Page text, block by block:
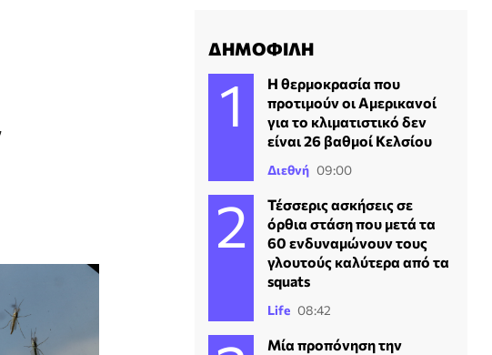
ΔΗΜΟΦΙΛΗ
Η θερμοκρασία που
προτιμούν οι Αμερικανοί
για το κλιματιστικό δεν
είναι 26 βαθμοί Κελσίου
Διεθνή 09:00
Τέσσερις ασκήσεις σε
όρθια στάση που μετά τα
60 ενδυναμώνουν τους
γλουτούς καλύτερα από τα
squats
Life 08:42
Μία προπόνηση την